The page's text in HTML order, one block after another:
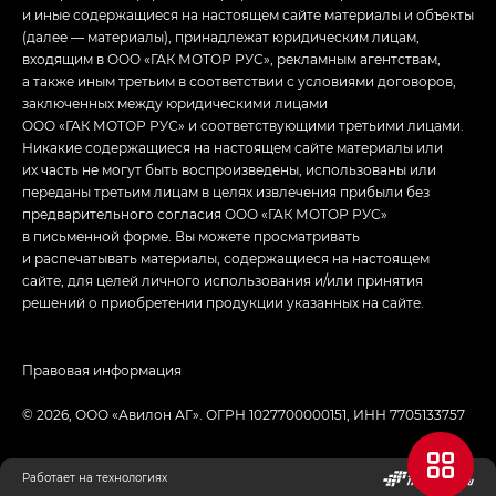
и иные содержащиеся на настоящем сайте материалы и объекты
(далее — материалы), принадлежат юридическим лицам,
входящим в ООО «ГАК МОТОР РУС», рекламным агентствам,
а также иным третьим в соответствии с условиями договоров,
заключенных между юридическими лицами
ООО «ГАК МОТОР РУС» и соответствующими третьими лицами.
Никакие содержащиеся на настоящем сайте материалы или
их часть не могут быть воспроизведены, использованы или
переданы третьим лицам в целях извлечения прибыли без
предварительного согласия ООО «ГАК МОТОР РУС»
в письменной форме. Вы можете просматривать
и распечатывать материалы, содержащиеся на настоящем
сайте, для целей личного использования и/или принятия
решений о приобретении продукции указанных на сайте.
© 2026, ООО «‎Авилон АГ»‎. ОГРН 1027700000151, ИНН 7705133757
Правовая информация
Работает на технологиях